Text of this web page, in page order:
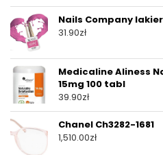
Nails Company
31.90zł
Medicaline Aliness
15mg 100 tabl
39.90zł
Chanel Ch3282-1681
1,510.00zł